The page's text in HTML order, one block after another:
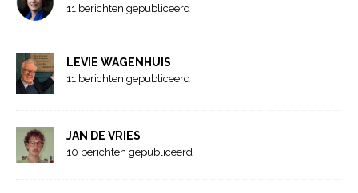
11 berichten gepubliceerd
LEVIE WAGENHUIS
11 berichten gepubliceerd
JAN DE VRIES
10 berichten gepubliceerd